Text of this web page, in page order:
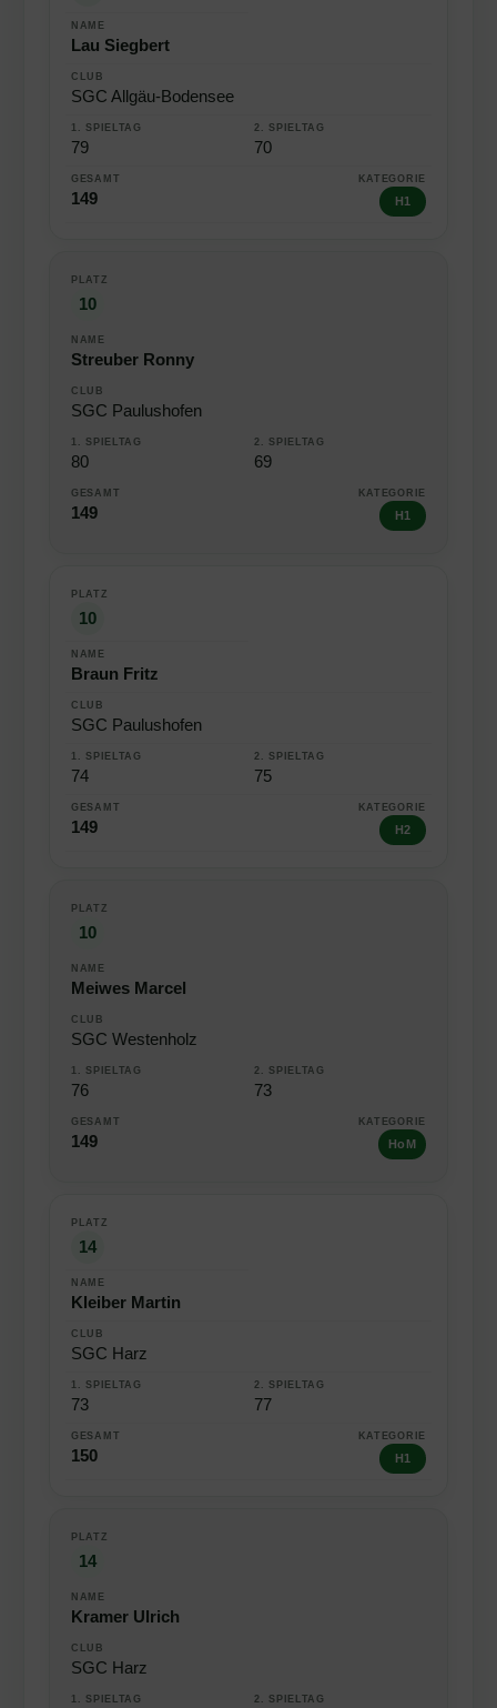
Lau Siegbert
SGC Allgäu-Bodensee
79 70
149 H1
10
Streuber Ronny
SGC Paulushofen
80 69
149 H1
10
Braun Fritz
SGC Paulushofen
74 75
149 H2
10
Meiwes Marcel
SGC Westenholz
76 73
149 HoM
14
Kleiber Martin
SGC Harz
73 77
150 H1
14
Kramer Ulrich
SGC Harz